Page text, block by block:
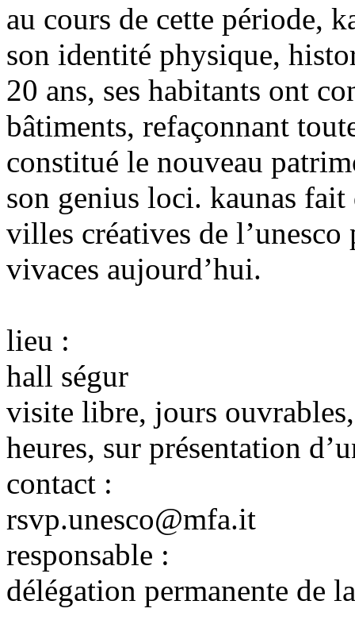
au cours de cette période,
son identité physique,
20 ans, ses habitants ont
bâtiments, refaçonnant
constitué le nouveau
son genius loci. kaunas fait
villes créatives de l’unesco
vivaces aujourd’hui.
lieu :
hall ségur
visite libre, jours
heures, sur présentation
contact :
rsvp.unesco@mfa.it
responsable :
délégation permanente de